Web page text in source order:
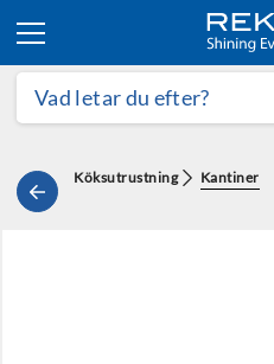
Hoppa till innehållet
Köksutrustning Kantiner